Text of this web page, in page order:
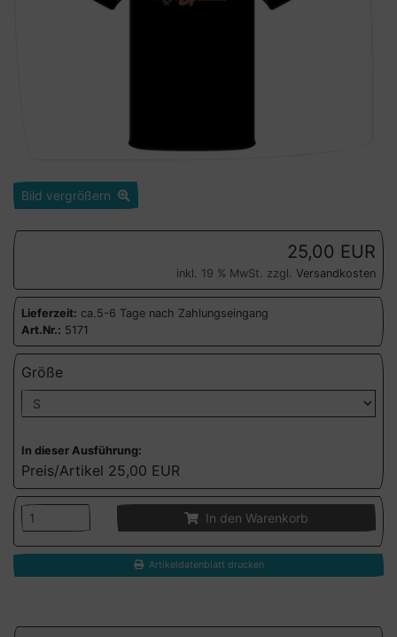
Bild vergrößern
25,00 EUR
inkl. 19 % MwSt. zzgl. Versandkosten
Lieferzeit: ca.5-6 Tage nach Zahlungseingang
Art.Nr.: 5171
Größe
In dieser Ausführung:
Preis/Artikel 25,00 EUR
In den Warenkorb
Artikeldatenblatt drucken